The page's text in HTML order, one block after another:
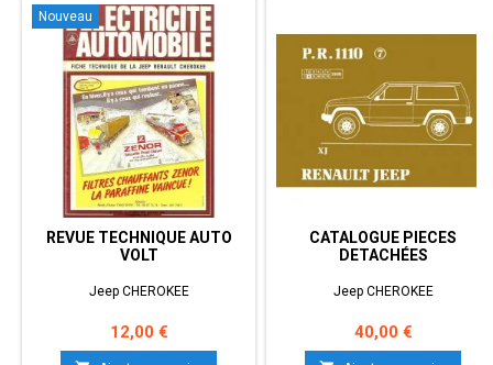
Nouveau
REVUE TECHNIQUE AUTO
VOLT
Jeep CHEROKEE
Prix
12,00 €
CATALOGUE PIECES
DETACHÉES
Jeep CHEROKEE
Prix
40,00 €